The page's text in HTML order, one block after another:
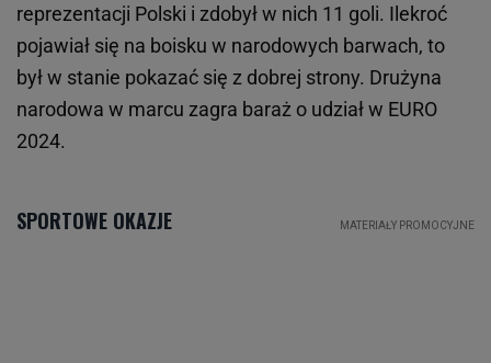
reprezentacji Polski i zdobył w nich 11 goli. Ilekroć
pojawiał się na boisku w narodowych barwach, to
był w stanie pokazać się z dobrej strony. Drużyna
narodowa w marcu zagra baraż o udział w EURO
2024.